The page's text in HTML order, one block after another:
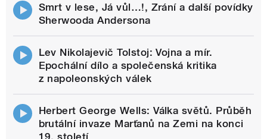
Smrt v lese, Já vůl…!, Zrání a další povídky
Sherwooda Andersona
Lev Nikolajevič Tolstoj: Vojna a mír.
Epochální dílo a společenská kritika
z napoleonských válek
Herbert George Wells: Válka světů. Průběh
brutální invaze Marťanů na Zemi na konci
19. století